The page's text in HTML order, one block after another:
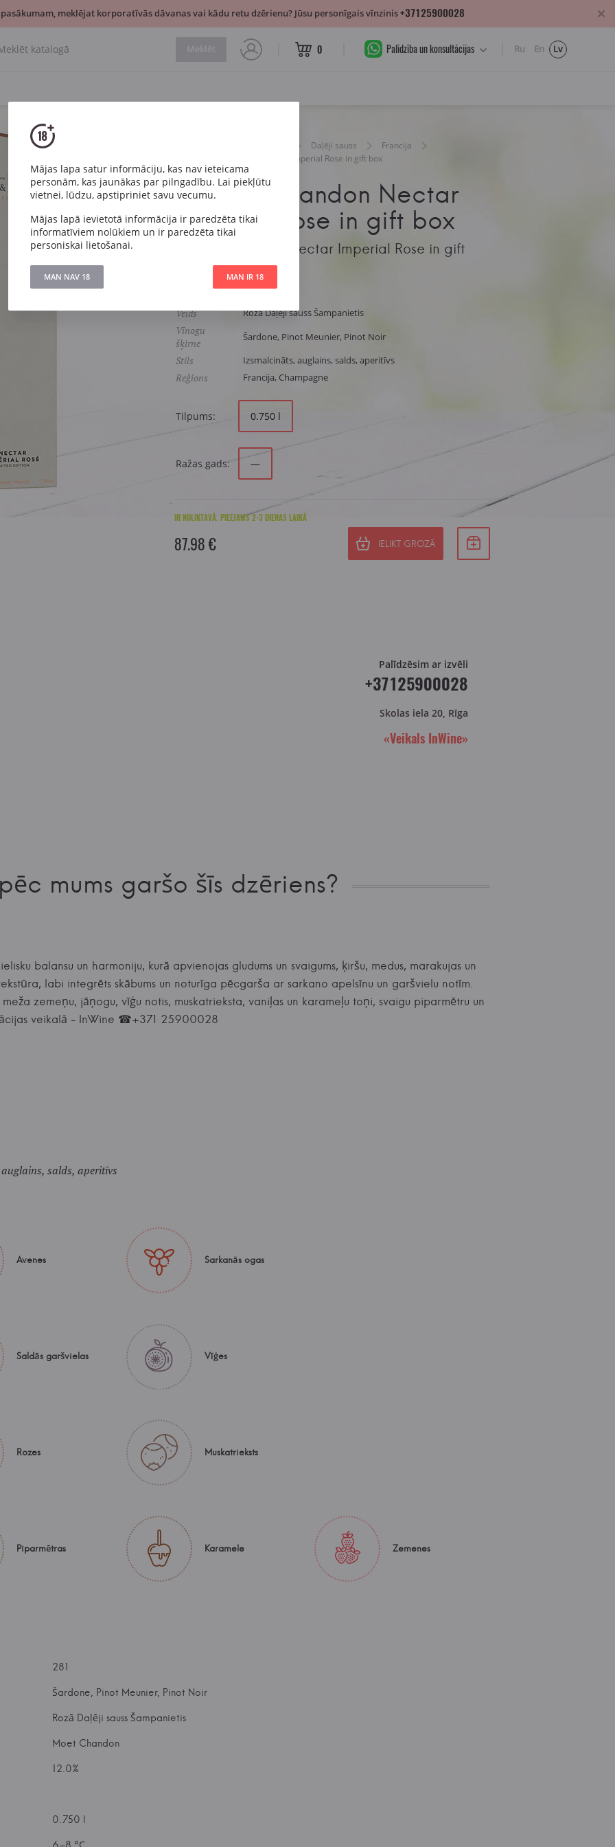
0 Palīdzība un konsultācijas Ru En Lv
Daļēji sauss
Francija
Moet & Chandon Nectar Imperial Rose in gift box
Moet & Chandon Nectar
Imperial Rose in gift box
Moet & Chandon Nectar Imperial Rose in gift
Veids Rozā Daļēji sauss Šampanietis
Vīnogu
šķirne
Šardone, Pinot Meunier, Pinot Noir
Stils Izsmalcināts, auglains, salds, aperitīvs
Reģions Francija, Champagne
Tilpums: 0.750 l
Ražas gads: —
IR NOLIKTAVĀ. PIEEJAMS 2-3 DIENAS LAIKĀ
87.98 € IELIKT GROZĀ
Palīdzēsim ar izvēli
+37125900028
Skolas iela 20, Rīga
«Veikals InWine»
mums garšo šīs dzēriens?
balansu un harmoniju, kurā apvienojas gludums un svaigums, ķiršu, medus, marakujas un
labi integrēts skābums un noturīga pēcgarša ar sarkano apelsīnu un garšvielu notīm.
zemeņu, jāņogu, vīģu notis, muskatrieksta, vaniļas un karameļu toņi, svaigu piparmētru un
veikalā - InWine ☎+371 25900028
salds, aperitīvs
Avenes Sarkanās ogas
Saldās garšvielas Vīģes
Rozes Muskatrieksts
Piparmētras Karamele Zemenes
281
Šardone, Pinot Meunier, Pinot Noir
Rozā Daļēji sauss Šampanietis
Moet Chandon
12.0%
0.750 l
Mājas lapa satur informāciju, kas nav ieteicama
personām, kas jaunākas par pilngadību. Lai piekļūtu
vietnei, lūdzu, apstipriniet savu vecumu.
Mājas lapā ievietotā informācija ir paredzēta tikai
informatīviem nolūkiem un ir paredzēta tikai
personiskai lietošanai.
MAN NAV 18 MAN IR 18
meklējat korporatīvās dāvanas vai kādu retu dzērienu? Jūsu personīgais vīnzinis+37125900028